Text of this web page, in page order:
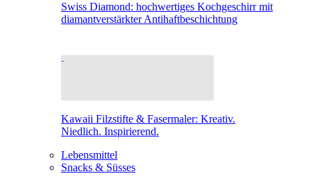
Swiss Diamond: hochwertiges Kochgeschirr mit
diamantverstärkter Antihaftbeschichtung
Kawaii Filzstifte & Fasermaler: Kreativ.
Niedlich. Inspirierend.
Lebensmittel
Snacks & Süsses